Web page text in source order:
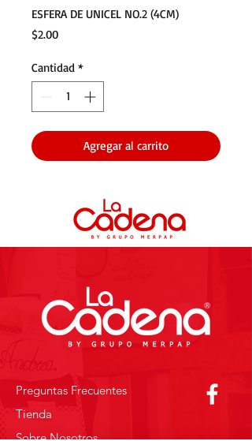
ESFERA DE UNICEL NO.2 (4CM)
$2.00Precio
Cantidad *
Agregar al carrito
Preguntas Frecuentes
Tienda
Sobre Nosotros